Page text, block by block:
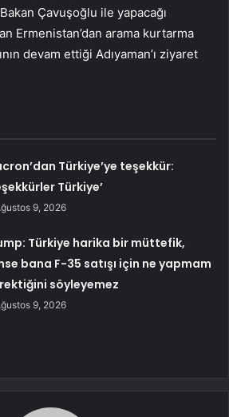
Çavuşoğlu ile yapacağı
Ermenistan’dan arama kurtarma
devam ettiği Adıyaman’ı ziyaret
Türkiye’ye teşekkür:
Türkiye’
9, 2026
Türkiye harika bir müttefik,
bana F-35 satışı için ne yapmam
söyleyemez
9, 2026